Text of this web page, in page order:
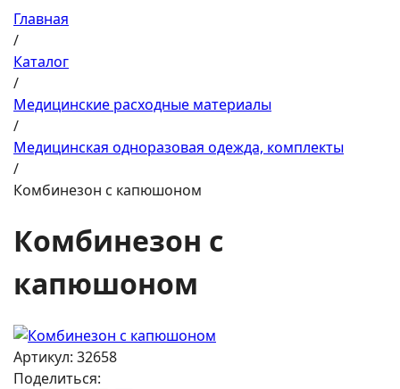
Главная
/
Каталог
/
Медицинские расходные материалы
/
Медицинская одноразовая одежда, комплекты
/
Комбинезон с капюшоном
Комбинезон с
капюшоном
Артикул: 32658
Поделиться: